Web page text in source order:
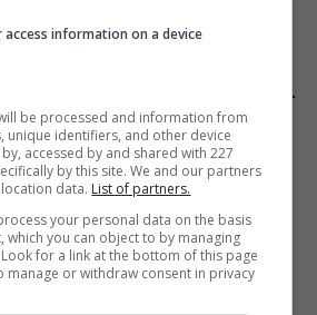
чем предполагалось: в
Россия получит
2026
выезжать в
information on a device
be processed and information from
unique identifiers, and other device
accessed by and shared with 227
by this site. We and our partners
data. List of partners.
your personal data on the basis
which you can object to by managing
for a link at the bottom of this page
manage or withdraw consent in privacy